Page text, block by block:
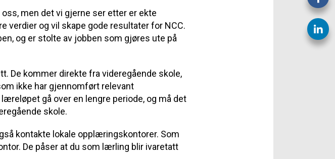
men det vi gjerne ser etter er ekte
verdier og vil skape gode resultater for NCC.
og er stolte av jobben som gjøres ute på
De kommer direkte fra videregående skole,
ikke har gjennomført relevant
gå over en lengre periode, og må det
skole.
kontakte lokale opplæringskontorer. Som
De påser at du som lærling blir ivaretatt